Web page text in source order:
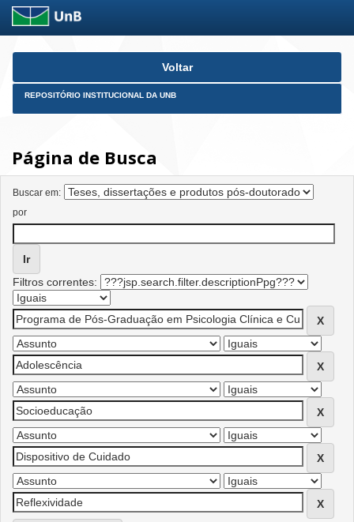
Skip
Voltar
REPOSITÓRIO INSTITUCIONAL DA UNB
Página de Busca
Buscar em:
por
Filtros correntes: